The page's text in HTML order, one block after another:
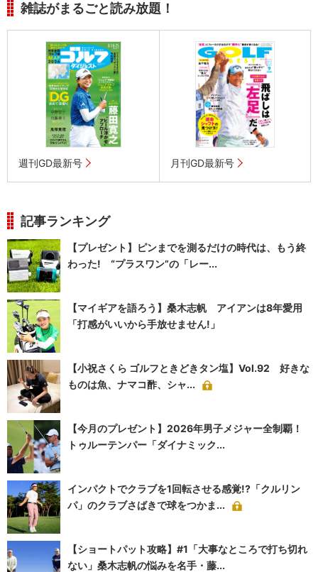
雑誌がまるごと読み放題！
週刊GD最新号 月刊GD最新号
記事ランキング
【プレゼント】ピンまでを測るだけの時代は、もう終
わった! “プラスワン”の「レー...
【マイギアを語ろう】桑木志帆 アイアンは8年愛用
「打感がいいから手放せません!」
【小祝さくら ゴルフときどきタン塩】Vol.92 好きな
ものは魚、ナマコ酢、シャ...
【今月のプレゼント】2026年男子メジャー全制覇！
トゥルーテンパー「ダイナミック...
インパクトでクラブを1回転させる感覚!?「クルリン
パ」のクラブさばきで球をつかま...
【ショートパット攻略】#1「大事なところで打ち切れ
ない」桑木志帆の悩みを名手・藤...